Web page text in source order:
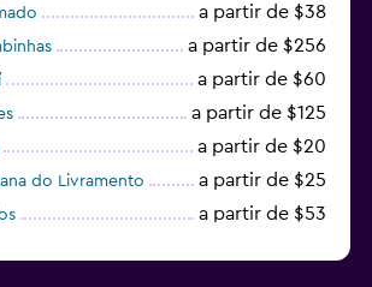
a partir de $38
a partir de $256
a partir de $60
a partir de $125
a partir de $20
do Livramento a partir de $25
a partir de $53